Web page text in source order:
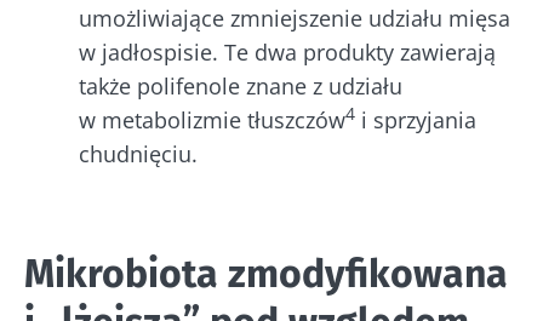
umożliwiające zmniejszenie udziału mięsa
w jadłospisie. Te dwa produkty zawierają
także polifenole znane z udziału
w metabolizmie tłuszczów4 i sprzyjania
chudnięciu.
Mikrobiota zmodyfikowana